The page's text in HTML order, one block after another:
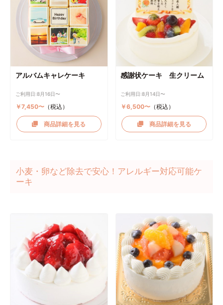
アルバムキャレケーキ
ご利用日:8月16日〜
￥7,450〜（税込）
商品詳細を見る
感謝状ケーキ 生クリーム
ご利用日:8月14日〜
￥6,500〜 （税込）
商品詳細を見る
小麦・卵など除去で安心！アレルギー対応可能ケ
ーキ